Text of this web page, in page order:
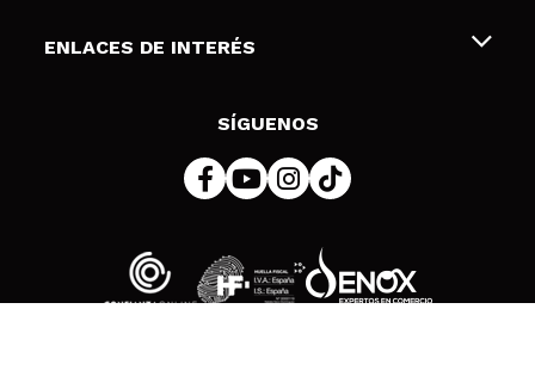
Formas de pago
Terminos y condiciones de uso
Política de cookies
ENLACES DE INTERÉS
SÍGUENOS